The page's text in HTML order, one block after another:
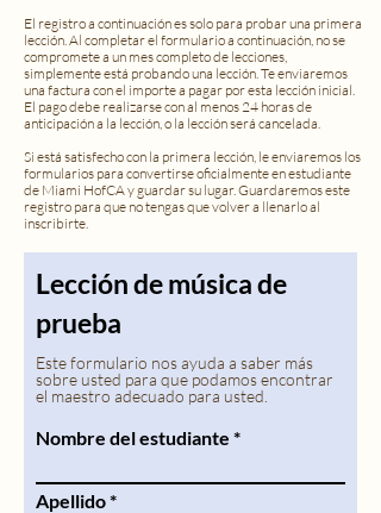
El registro a continuación es solo para probar una primera
lección. Al completar el formulario a continuación, no se
compromete a un mes completo de lecciones,
simplemente está probando una lección. Te enviaremos
una factura con el importe a pagar por esta lección inicial.
El pago debe realizarse con al menos 24 horas de
anticipación a la lección, o la lección será cancelada.
Si está satisfecho con la primera lección, le enviaremos los
formularios para convertirse oficialmente en estudiante
de Miami HofCA y guardar su lugar. Guardaremos este
registro para que no tengas que volver a llenarlo al
inscribirte.
Lección de música de
prueba
Este formulario nos ayuda a saber más
sobre usted para que podamos encontrar
el maestro adecuado para usted.
Nombre del estudiante
Apellido